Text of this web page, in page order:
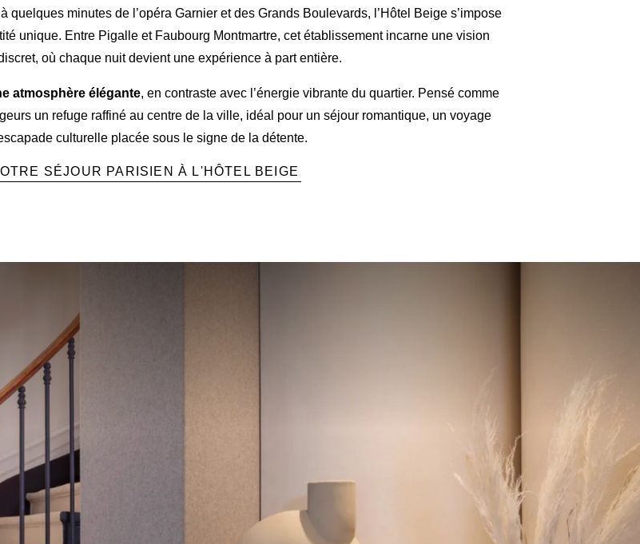
à quelques minutes de l’opéra Garnier et des Grands Boulevards, l’Hôtel Beige s’impose
unique. Entre Pigalle et Faubourg Montmartre, cet établissement incarne une vision
où chaque nuit devient une expérience à part entière.
atmosphère élégante, en contraste avec l’énergie vibrante du quartier. Pensé comme
un refuge raffiné au centre de la ville, idéal pour un séjour romantique, un voyage
culturelle placée sous le signe de la détente.
SÉJOUR PARISIEN À L'HÔTEL BEIGE